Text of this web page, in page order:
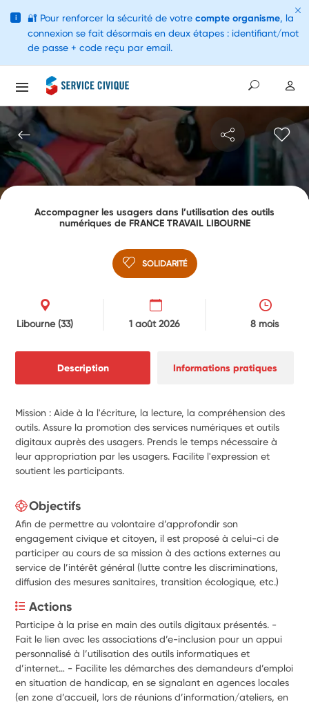
Accompagner les usagers dans l’utilisation des outils
numériques de FRANCE TRAVAIL LIBOURNE
SOLIDARITÉ
Libourne(33) 1 août 2026 8 mois
Description Informations pratiques
Mission : Aide à la l'écriture, la lecture, la compréhension des
outils. Assure la promotion des services numériques et outils
digitaux auprès des usagers. Prends le temps nécessaire à
leur appropriation par les usagers. Facilite l'expression et
soutient les participants.
Objectifs
Afin de permettre au volontaire d’approfondir son
engagement civique et citoyen, il est proposé à celui-ci de
participer au cours de sa mission à des actions externes au
service de l’intérêt général (lutte contre les discriminations,
diffusion des mesures sanitaires, transition écologique, etc.)
Actions
Participe à la prise en main des outils digitaux présentés. -
Fait le lien avec les associations d’e-inclusion pour un appui
personnalisé à l’utilisation des outils informatiques et
d’internet… - Facilite les démarches des demandeurs d’emploi
en situation de handicap, en se signalant en agences locales
(en zone d’accueil, lors de réunions d’information/ateliers, en
i 🔐 Pour renforcer la sécurité de votre compte organisme, la
connexion se fait désormais en deux étapes : identifiant/mot
de passe + code reçu par email.